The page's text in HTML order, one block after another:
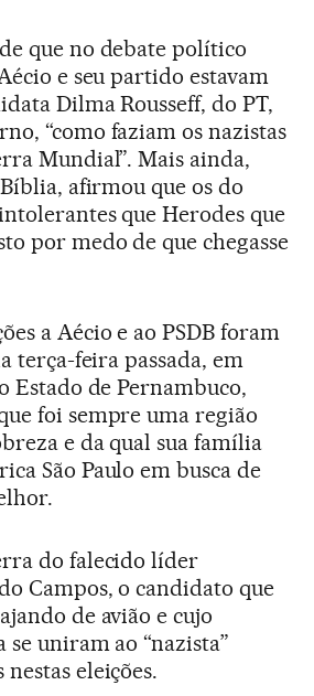
que no debate político
e seu partido estavam
Dilma Rousseff, do PT,
“como faziam os nazistas
Mundial”. Mais ainda,
afirmou que os do
que Herodes que
por medo de que chegasse
a Aécio e ao PSDB foram
terça-feira passada, em
Estado de Pernambuco,
foi sempre uma região
e da qual sua família
São Paulo em busca de
do falecido líder
Campos, o candidato que
de avião e cujo
uniram ao “nazista”
eleições.